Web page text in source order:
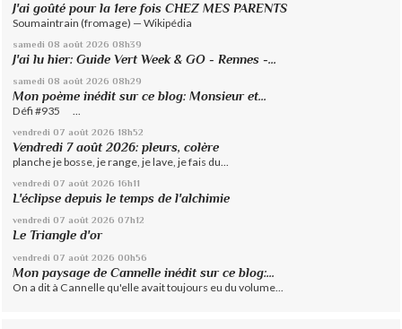
J'ai goûté pour la 1ere fois CHEZ MES PARENTS
Soumaintrain (fromage) — Wikipédia
samedi 08 août 2026 08h39
J'ai lu hier: Guide Vert Week & GO - Rennes -...
samedi 08 août 2026 08h29
Mon poème inédit sur ce blog: Monsieur et...
Défi #935 ...
vendredi 07 août 2026 18h52
Vendredi 7 août 2026: pleurs, colère
planche je bosse, je range, je lave, je fais du...
vendredi 07 août 2026 16h11
L'éclipse depuis le temps de l'alchimie
vendredi 07 août 2026 07h12
Le Triangle d'or
vendredi 07 août 2026 00h56
Mon paysage de Cannelle inédit sur ce blog:...
On a dit à Cannelle qu'elle avait toujours eu du volume...